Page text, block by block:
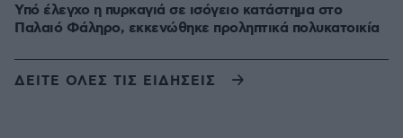
Υπό έλεγχο η πυρκαγιά σε ισόγειο κατάστημα στο
Παλαιό Φάληρο, εκκενώθηκε προληπτικά πολυκατοικία
ΔΕΙΤΕ ΟΛΕΣ ΤΙΣ ΕΙΔΗΣΕΙΣ